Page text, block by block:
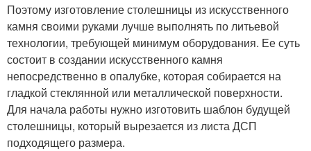
Поэтому изготовление столешницы из искусственного
камня своими руками лучше выполнять по литьевой
технологии, требующей минимум оборудования. Ее суть
состоит в создании искусственного камня
непосредственно в опалубке, которая собирается на
гладкой стеклянной или металлической поверхности.
Для начала работы нужно изготовить шаблон будущей
столешницы, который вырезается из листа ДСП
подходящего размера.